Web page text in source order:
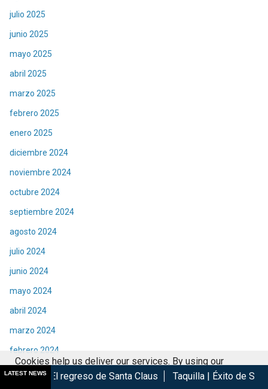
julio 2025
junio 2025
mayo 2025
abril 2025
marzo 2025
febrero 2025
enero 2025
diciembre 2024
noviembre 2024
octubre 2024
septiembre 2024
agosto 2024
julio 2024
junio 2024
mayo 2024
abril 2024
marzo 2024
febrero 2024
enero 2024
LATEST NEWS
de Santa Claus Taquilla | Éxito de Spider-Man Brand
Cookies help us deliver our services. By using our
services, you agree to our use of cookies.
Got it